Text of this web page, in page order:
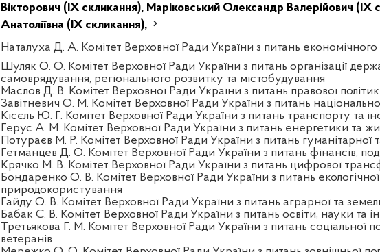
Вікторович (IX скликання), Маріковський Олександр Валерійович (IX
Анатоліївна (IX скликання),
Наталуха Д. А. Комітет Верховної Ради України з питань
Шуляк О. О. Комітет Верховної Ради України з питань організації
самоврядування, регіонального розвитку та містобудування
Маслов Д. В. Комітет Верховної Ради України з питань правової
Завітневич О. М. Комітет Верховної Ради України з питань
Кісєль Ю. Г. Комітет Верховної Ради України з питань транспорту та
Герус А. М. Комітет Верховної Ради України з питань енергетики та
Потураєв М. Р. Комітет Верховної Ради України з питань гуманітарної
Гетманцев Д. О. Комітет Верховної Ради України з питань фінансів,
Крячко М. В. Комітет Верховної Ради України з питань цифрової
Бондаренко О. В. Комітет Верховної Ради України з питань екологічної
природокористування
Гайду О. В. Комітет Верховної Ради України з питань аграрної та
Бабак С. В. Комітет Верховної Ради України з питань освіти, науки та
Третьякова Г. М. Комітет Верховної Ради України з питань соціальної
ветеранів